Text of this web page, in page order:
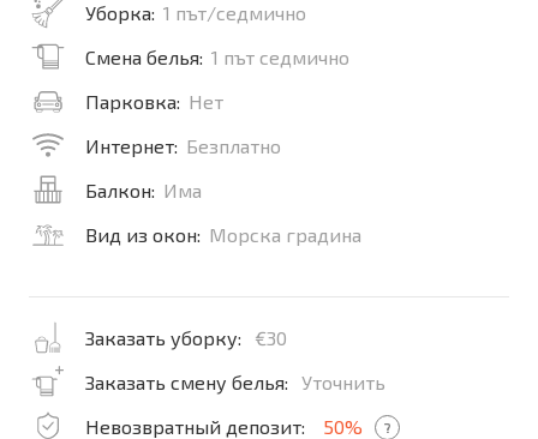
Уборка: 1 път/седмично
Смена белья: 1 път седмично
Парковка: Нет
Интернет: Безплатно
Балкон: Има
Вид из окон: Морска градина
Заказать уборку:
€30
Заказать смену белья:
Уточнить
Невозвратный депозит:
50% ?